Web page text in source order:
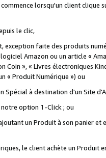
lorsqu'un client
le clic,
faite des produits
Amazon ou un article «
Coin », « Livres électroniques
« Produit Numérique ») ou
à destination d'un Site
option 1-Click ; ou
un Produit à son panier et
le client achète un Produit